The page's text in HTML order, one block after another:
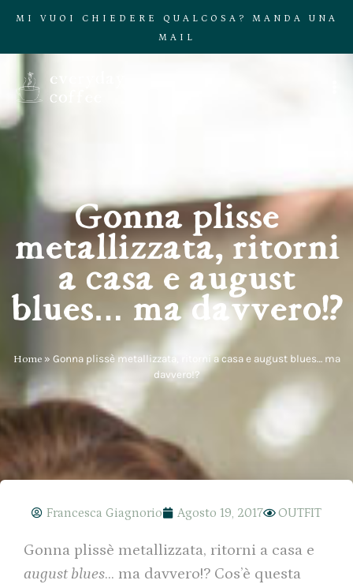
MI VUOI CHIEDERE QUALCOSA? MANDA UNA
MAIL
Gonna plissè
metallizzata, ritorni
a casa e august
blues… ma davvero!?
Home» Gonna plissè metallizzata, ritorni a casa e august blues… ma
davvero!?
Francesca Giagnorio Agosto 19, 2017 OUTFIT
Gonna plissè metallizzata, ritorni a casa e
august blues… ma davvero!? Cos’è questa